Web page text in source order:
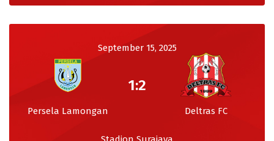
September 15, 2025
Persela Lamongan
1:2
Deltras FC